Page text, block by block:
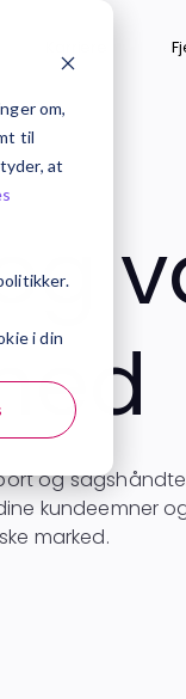
om,
til
at
i din
og
kundeemner
marked.